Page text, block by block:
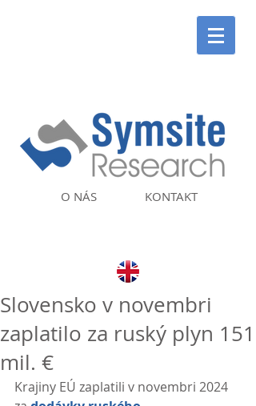
KONTAKT
O NÁS
Slovensko v novembri
zaplatilo za ruský plyn 151
mil. €
Krajiny EÚ zaplatili v novembri 2024